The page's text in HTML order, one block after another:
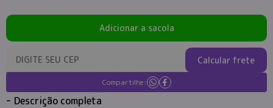
Adicionar a sacola
Calcular frete
Compartilhe:
Descrição completa